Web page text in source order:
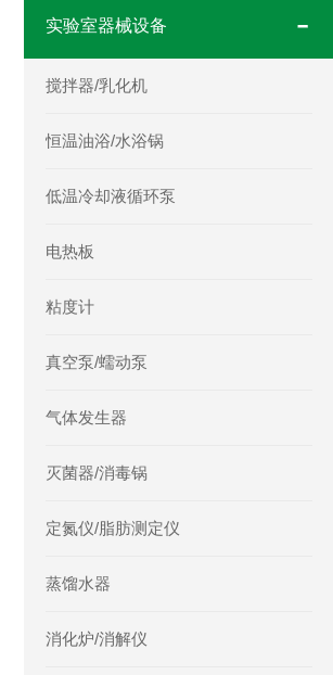
实验室器械设备
搅拌器/乳化机
恒温油浴/水浴锅
低温冷却液循环泵
电热板
粘度计
真空泵/蠕动泵
气体发生器
灭菌器/消毒锅
定氮仪/脂肪测定仪
蒸馏水器
消化炉/消解仪